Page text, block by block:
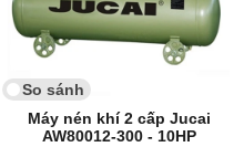
So sánh
Máy nén khí 2 cấp Jucai
AW80012-300 - 10HP